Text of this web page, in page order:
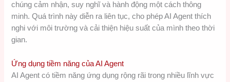
chúng cảm nhận, suy nghĩ và hành động một cách thông
minh. Quá trình này diễn ra liên tục, cho phép AI Agent thích
nghi với môi trường và cải thiện hiệu suất của mình theo thời
gian.
Ứng dụng tiềm năng của AI Agent
AI Agent có tiềm năng ứng dụng rộng rãi trong nhiều lĩnh vực